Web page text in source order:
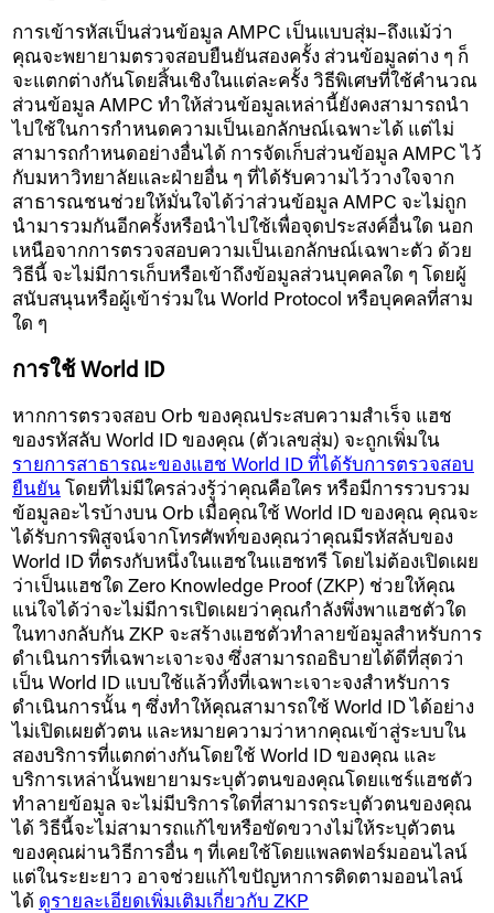
การเข้ารหัสเป็นส่วนข้อมูล AMPC เป็นแบบสุ่ม–ถึงแม้ว่า
คุณจะพยายามตรวจสอบยืนยันสองครั้ง ส่วนข้อมูลต่าง ๆ ก็
จะแตกต่างกันโดยสิ้นเชิงในแต่ละครั้ง วิธีพิเศษที่ใช้คำนวณ
ส่วนข้อมูล AMPC ทำให้ส่วนข้อมูลเหล่านี้ยังคงสามารถนำ
ไปใช้ในการกำหนดความเป็นเอกลักษณ์เฉพาะได้ แต่ไม่
สามารถกำหนดอย่างอื่นได้ การจัดเก็บส่วนข้อมูล AMPC ไว้
กับมหาวิทยาลัยและฝ่ายอื่น ๆ ที่ได้รับความไว้วางใจจาก
สาธารณชนช่วยให้มั่นใจได้ว่าส่วนข้อมูล AMPC จะไม่ถูก
นำมารวมกันอีกครั้งหรือนำไปใช้เพื่อจุดประสงค์อื่นใด นอก
เหนือจากการตรวจสอบความเป็นเอกลักษณ์เฉพาะตัว ด้วย
วิธีนี้ จะไม่มีการเก็บหรือเข้าถึงข้อมูลส่วนบุคคลใด ๆ โดยผู้
สนับสนุนหรือผู้เข้าร่วมใน World Protocol หรือบุคคลที่สาม
ใด ๆ
การใช้ World ID
หากการตรวจสอบ Orb ของคุณประสบความสำเร็จ แฮช
ของรหัสลับ World ID ของคุณ (ตัวเลขสุ่ม) จะถูกเพิ่มใน
รายการสาธารณะของแฮช World ID ที่ได้รับการตรวจสอบ
ยืนยันโดยที่ไม่มีใครล่วงรู้ว่าคุณคือใคร หรือมีการรวบรวม
ข้อมูลอะไรบ้างบน Orb เมื่อคุณใช้ World ID ของคุณ คุณจะ
ได้รับการพิสูจน์จากโทรศัพท์ของคุณว่าคุณมีรหัสลับของ
World ID ที่ตรงกับหนึ่งในแฮชในแฮชทรี โดยไม่ต้องเปิดเผย
ว่าเป็นแฮชใด Zero Knowledge Proof (ZKP) ช่วยให้คุณ
แน่ใจได้ว่าจะไม่มีการเปิดเผยว่าคุณกำลังพึ่งพาแฮชตัวใด
ในทางกลับกัน ZKP จะสร้างแฮชตัวทำลายข้อมูลสำหรับการ
ดำเนินการที่เฉพาะเจาะจง ซึ่งสามารถอธิบายได้ดีที่สุดว่า
เป็น World ID แบบใช้แล้วทิ้งที่เฉพาะเจาะจงสำหรับการ
ดำเนินการนั้น ๆ ซึ่งทำให้คุณสามารถใช้ World ID ได้อย่าง
ไม่เปิดเผยตัวตน และหมายความว่าหากคุณเข้าสู่ระบบใน
สองบริการที่แตกต่างกันโดยใช้ World ID ของคุณ และ
บริการเหล่านั้นพยายามระบุตัวตนของคุณโดยแชร์แฮชตัว
ทำลายข้อมูล จะไม่มีบริการใดที่สามารถระบุตัวตนของคุณ
ได้ วิธีนี้จะไม่สามารถแก้ไขหรือขัดขวางไม่ให้ระบุตัวตน
ของคุณผ่านวิธีการอื่น ๆ ที่เคยใช้โดยแพลตฟอร์มออนไลน์
แต่ในระยะยาว อาจช่วยแก้ไขปัญหาการติดตามออนไลน์
ได้ ดูรายละเอียดเพิ่มเติมเกี่ยวกับ ZKP